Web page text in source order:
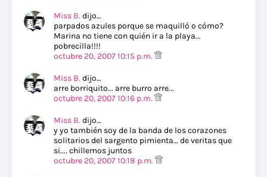
Miss B. dijo…
parpados azules porque se maquilló o cómo?
Marina no tiene con quién ir a la playa...
pobrecilla!!!!
octubre 20, 2007 10:15 p.m.
Miss B. dijo…
arre borriquito... arre burro arre...
octubre 20, 2007 10:16 p.m.
Miss B. dijo…
y yo también soy de la banda de los corazones
solitarios del sargento pimienta… de veritas que
si.... chillemos juntos
octubre 20, 2007 10:18 p.m.